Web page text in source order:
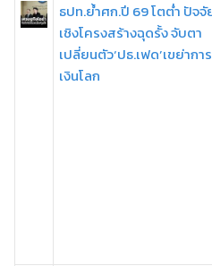
ธปท.ย้ำศก.ปี 69 โตต่ำ ปัจจั
เชิงโครงสร้างฉุดรั้ง จับตา
เปลี่ยนตัว‘ปธ.เฟด’เขย่าการ
เงินโลก